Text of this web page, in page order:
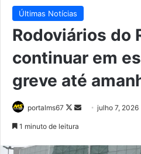
Últimas Notícias
Rodoviários do
continuar em
greve até
portalms67
Follow
Mande
mail
julho 7, 2026
1 minuto de leitura